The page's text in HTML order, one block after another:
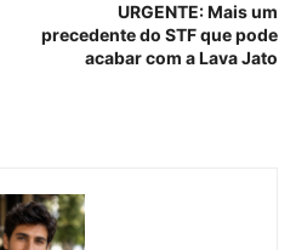
URGENTE: Mais um
precedente do STF que pode
acabar com a Lava Jato